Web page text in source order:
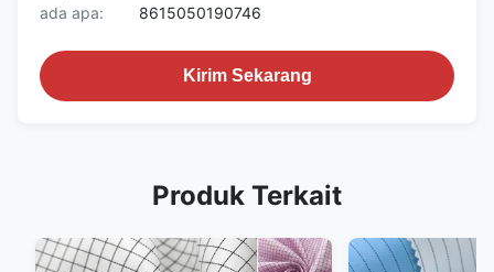
ada apa:
8615050190746
Kirim Sekarang
Produk Terkait